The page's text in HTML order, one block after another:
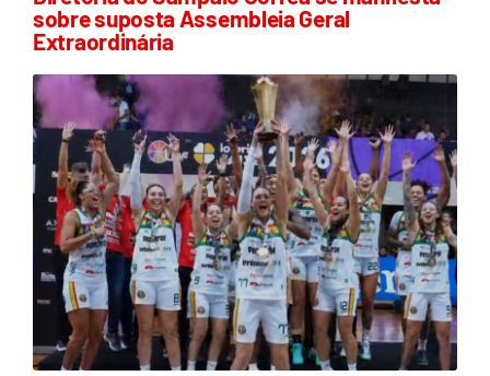
sobre suposta Assembleia Geral
Extraordinária